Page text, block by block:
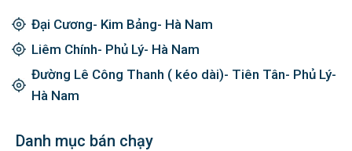
Đại Cương- Kim Bảng- Hà Nam
Liêm Chính- Phủ Lý- Hà Nam
Đường Lê Công Thanh ( kéo dài)- Tiên Tân- Phủ Lý-
Hà Nam
Danh mục bán chạy